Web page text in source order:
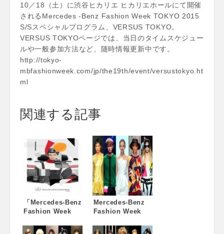
10／18（土）に渋谷ヒカリエ ヒカリエホールにて開催
されるMercedes -Benz Fashion Week TOKYO 2015
S/Sスペシャルプログラム、VERSUS TOKYO。
VERSUS TOKYOページでは、当日のタイムスケジュー
ルや一般参加方法など、随時情報更新中です。
http://tokyo-
mbfashionweek.com/jp/the19th/event/versustokyo.ht
ml
関連する記事
「Mercedes-Benz
Fashion Week
A/W」キービジュ
Mercedes-Benz
Fashion Week
閉幕